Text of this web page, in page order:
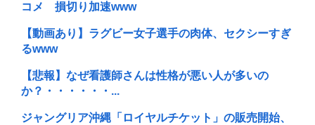
コメ 損切り加速www
【動画あり】ラグビー女子選手の肉体、セクシーすぎ
るwww
【悲報】なぜ看護師さんは性格が悪い人が多いの
か？・・・・・・...
ジャングリア沖縄「ロイヤルチケット」の販売開始、